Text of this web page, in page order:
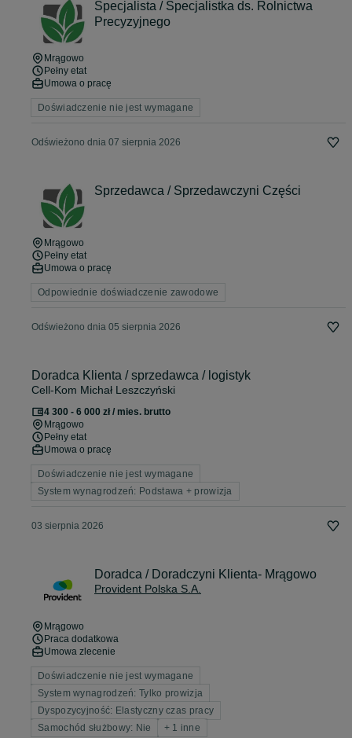
Specjalista / Specjalistka ds. Rolnictwa
Precyzyjnego
Mrągowo
Pełny etat
Umowa o pracę
Doświadczenie nie jest wymagane
Odświeżono dnia 07 sierpnia 2026
Sprzedawca / Sprzedawczyni Części
Mrągowo
Pełny etat
Umowa o pracę
Odpowiednie doświadczenie zawodowe
Odświeżono dnia 05 sierpnia 2026
Doradca Klienta / sprzedawca / logistyk
Cell-Kom Michał Leszczyński
4 300 - 6 000 zł / mies. brutto
Mrągowo
Pełny etat
Umowa o pracę
Doświadczenie nie jest wymagane
System wynagrodzeń: Podstawa + prowizja
03 sierpnia 2026
Doradca / Doradczyni Klienta- Mrągowo
Provident Polska S.A.
Mrągowo
Praca dodatkowa
Umowa zlecenie
Doświadczenie nie jest wymagane
System wynagrodzeń: Tylko prowizja
Dyspozycyjność: Elastyczny czas pracy
Samochód służbowy: Nie
+ 1 inne